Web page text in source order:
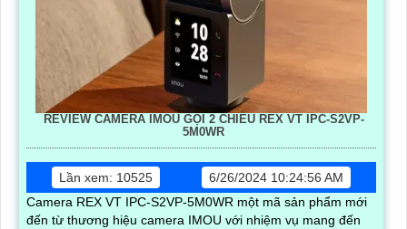
REVIEW CAMERA IMOU GỌI 2 CHIỀU REX VT IPC-S2VP-
5M0WR
Lần xem: 10525
6/26/2024 10:24:56 AM
Camera REX VT IPC-S2VP-5M0WR một mã sản phẩm mới
đến từ thương hiệu camera IMOU với nhiệm vụ mang đến